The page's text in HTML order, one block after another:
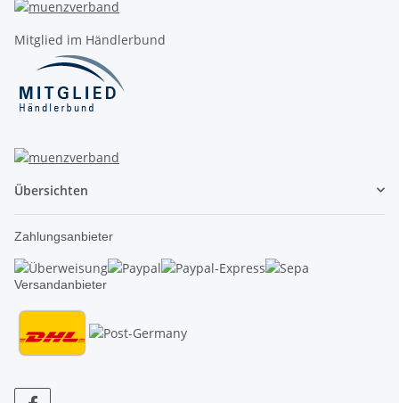
Mitglied im Händlerbund
Übersichten
Zahlungsanbieter
Versandanbieter